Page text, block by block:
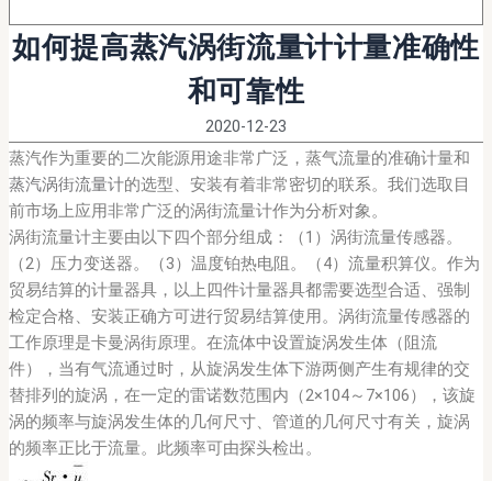
如何提高蒸汽涡街流量计计量准确性
和可靠性
2020-12-23
蒸汽作为重要的二次能源用途非常广泛，蒸气流量的准确计量和
蒸汽涡街流量计的选型、安装有着非常密切的联系。我们选取目
前市场上应用非常广泛的涡街流量计作为分析对象。
涡街流量计主要由以下四个部分组成：（1）涡街流量传感器。
（2）压力变送器。（3）温度铂热电阻。（4）流量积算仪。作为
贸易结算的计量器具，以上四件计量器具都需要选型合适、强制
检定合格、安装正确方可进行贸易结算使用。涡街流量传感器的
工作原理是卡曼涡街原理。在流体中设置旋涡发生体（阻流
件），当有气流通过时，从旋涡发生体下游两侧产生有规律的交
替排列的旋涡，在一定的雷诺数范围内（2×104～7×106），该旋
涡的频率与旋涡发生体的几何尺寸、管道的几何尺寸有关，旋涡
的频率正比于流量。此频率可由探头检出。